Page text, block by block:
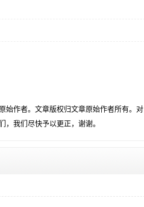
始作者。文章版权归文章原始作者所有。对
我们尽快予以更正，谢谢。